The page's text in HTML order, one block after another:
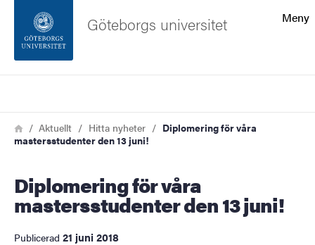
Sidfoten
Om webbplatsen
Meny
Göteborgs universitet
Länkstig
HemAktuellt Hitta nyheter
Diplomering för våra
mastersstudenter den 13 juni!
Diplomering för våra
mastersstudenter den 13 juni!
Publicerad 21 juni 2018